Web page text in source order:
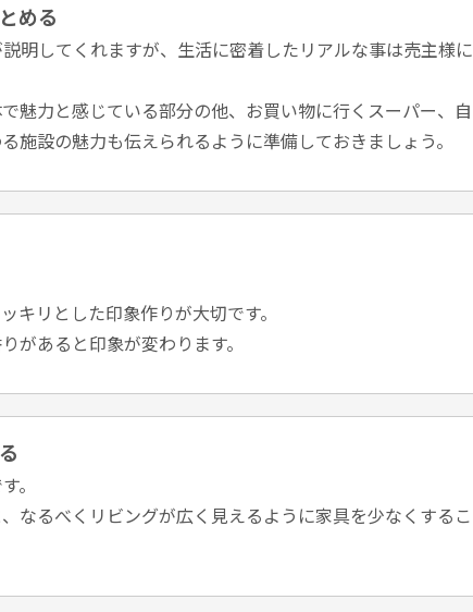
める
明してくれますが、生活に密着したリアルな事は売主様に
魅力と感じている部分の他、お買い物に行くスーパー、自
施設の魅力も伝えられるように準備しておきましょう。
キリとした印象作りが大切です。
があると印象が変わります。
。
なるべくリビングが広く見えるように家具を少なくするこ